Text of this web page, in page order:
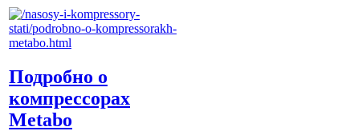
Подробно о
компрессорах
Metabo